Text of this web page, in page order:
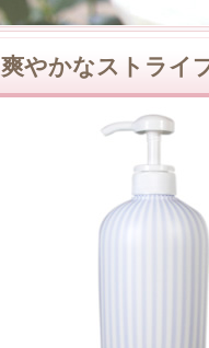
爽やかなストライ